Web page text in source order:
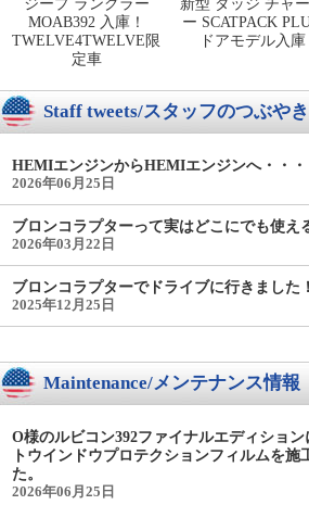
ジープ ラングラー
MOAB392 入庫！
TWELVE4TWELVE限
定車
新型 ダッジ チャ
ー SCATPACK
ドアモデル入庫
Staff tweets/スタッフのつぶやき
HEMIエンジンからHEMIエンジンへ・・・
2026年06月25日
ブロンコラプターって実はどこにでも使え
2026年03月22日
ブロンコラプターでドライブに行きました
2025年12月25日
Maintenance/メンテナンス情報
O様のルビコン392ファイナルエディショ
トウインドウプロテクションフィルムを施
た。
2026年06月25日